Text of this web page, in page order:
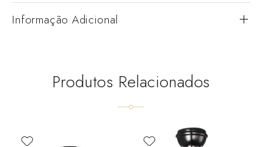
Informação Adicional
Produtos Relacionados